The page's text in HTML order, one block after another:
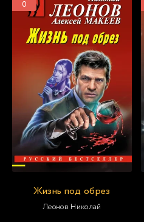
0
Жизнь под обрез
Леонов Николай